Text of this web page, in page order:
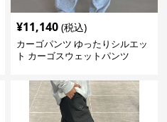
¥11,140 (税込)
カーゴパンツ ゆったりシルエッ
ト カーゴスウェットパンツ